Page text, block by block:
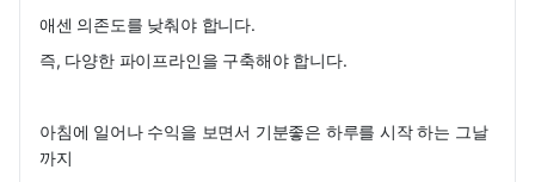
애센 의존도를 낮춰야 합니다.
즉, 다양한 파이프라인을 구축해야 합니다.
아침에 일어나 수익을 보면서 기분좋은 하루를 시작 하는 그날
까지